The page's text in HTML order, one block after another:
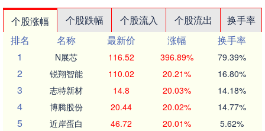
个股涨幅 个股跌幅 个股流入 个股流出
换手率
排名
名称 最新价 涨幅
换手率
1
N展芯 116.52 396.89% 79.39%
2 锐翔智能 110.02 20.21% 16.80%
3 志特新材 14.8 20.03% 14.18%
4 博腾股份 20.44 20.02% 14.77%
5 近岸蛋白 46.72 20.01% 5.62%